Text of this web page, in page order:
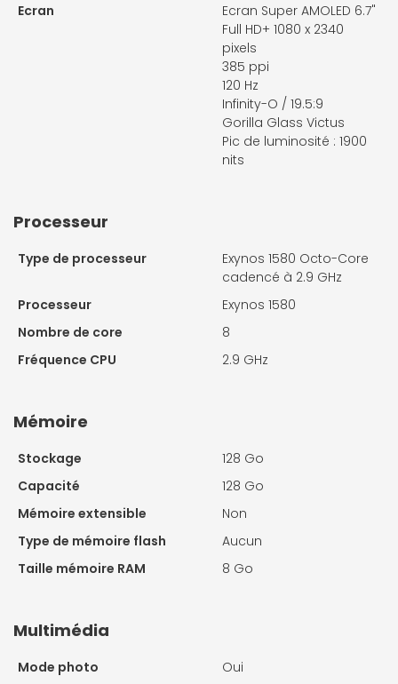
Ecran
Ecran Super AMOLED 6.7"
Full HD+ 1080 x 2340
pixels
385 ppi
120 Hz
Infinity-O / 19.5:9
Gorilla Glass Victus
Pic de luminosité : 1900
nits
Processeur
Type de processeur
Exynos 1580 Octo-Core
cadencé à 2.9 GHz
Processeur
Exynos 1580
Nombre de core
8
Fréquence CPU
2.9 GHz
Mémoire
Stockage
128 Go
Capacité
128 Go
Mémoire extensible
Non
Type de mémoire flash
Aucun
Taille mémoire RAM
8 Go
Multimédia
Mode photo
Oui